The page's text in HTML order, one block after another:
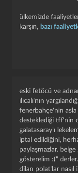
ülkemizde
karşın, bazı
eski fetöcü ve
ılıcalı'nın
fenerbahçe'nin
desteklediği tff'nin
galatasaray'ı
iptal edildiğini,
paylaşmazlar. belge
gösterelim :(" derler.
dilan polat'lar nasıl